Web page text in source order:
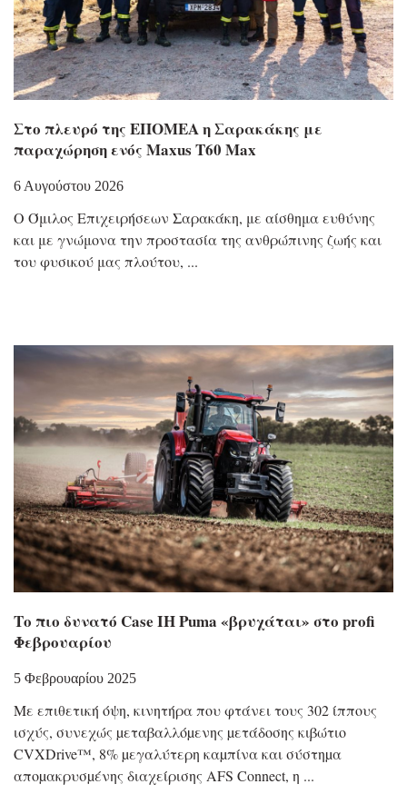
Στο πλευρό της ΕΠΟΜΕΑ η Σαρακάκης με
παραχώρηση ενός Maxus T60 Max
6 Αυγούστου 2026
Ο Όμιλος Επιχειρήσεων Σαρακάκη, με αίσθημα ευθύνης
και με γνώμονα την προστασία της ανθρώπινης ζωής και
του φυσικού μας πλούτου,
Το πιο δυνατό Case IH Puma «βρυχάται» στο profi
Φεβρουαρίου
5 Φεβρουαρίου 2025
Με επιθετική όψη, κινητήρα που φτάνει τους 302 ίππους
ισχύς, συνεχώς µεταβαλλόµενης µετάδοσης κιβώτιο
CVXDrive™, 8% µεγαλύτερη καµπίνα και σύστηµα
αποµακρυσµένης διαχείρισης AFS Connect, η